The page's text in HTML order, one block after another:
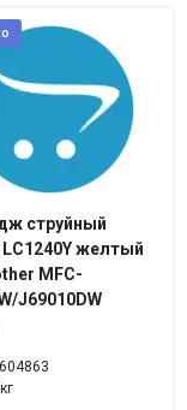
струйный
LC1240Y желтый
MFC-
J69010DW
604863